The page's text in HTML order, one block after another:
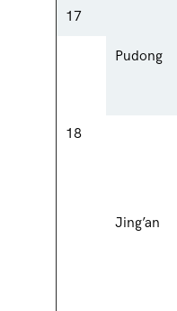
17
Pudong
18
Jing’an